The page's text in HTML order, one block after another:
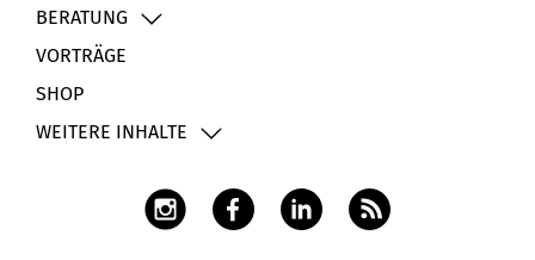
BERATUNG
VORTRÄGE
SHOP
WEITERE INHALTE